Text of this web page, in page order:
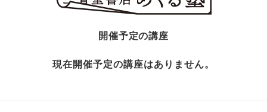
開催予定の講座
現在開催予定の講座はありません。